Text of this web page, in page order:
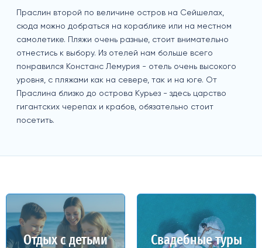
Праслин второй по величине остров на Сейшелах,
сюда можно добраться на кораблике или на местном
самолетике. Пляжи очень разные, стоит внимательно
отнестись к выбору. Из отелей нам больше всего
понравился Констанс Лемурия - отель очень высокого
уровня, с пляжами как на севере, так и на юге. От
Праслина близко до острова Курьез - здесь царство
гигантских черепах и крабов, обязательно стоит
посетить.
Отдых с детьми Свадебные туры